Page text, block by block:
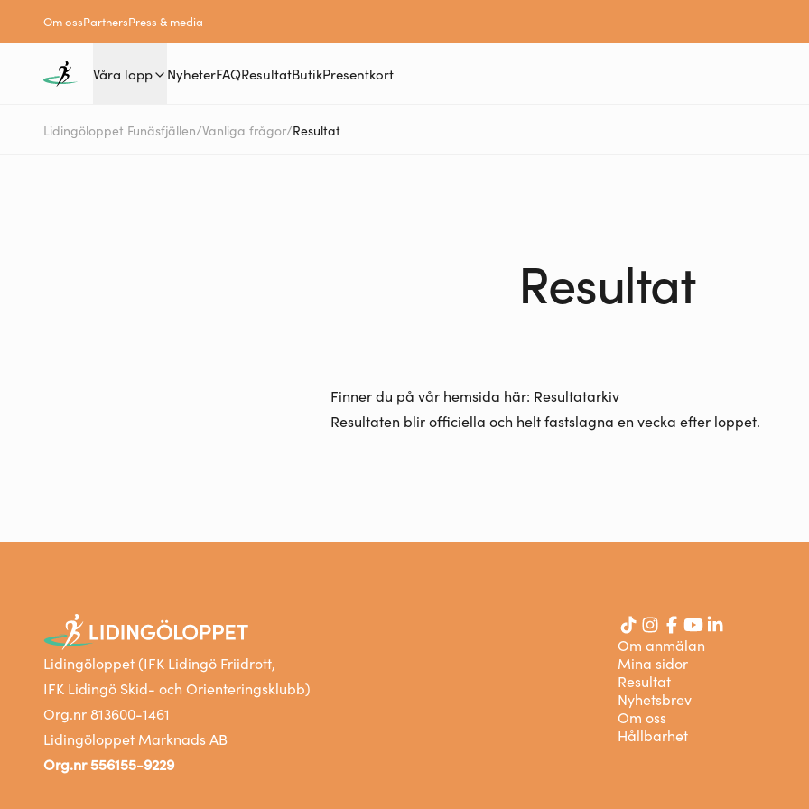
Om ossPartnersPress & media
Våra lopp NyheterFAQResultatButikPresentkort
Lidingöloppet Funäsfjällen/Vanliga frågor/Resultat
Resultat
Finner du på vår hemsida här: Resultatarkiv
Resultaten blir officiella och helt fastslagna en vecka efter loppet.
Lidingöloppet (IFK Lidingö Friidrott,
IFK Lidingö Skid- och Orienteringsklubb)
Org.nr 813600-1461
Lidingöloppet Marknads AB
Org.nr 556155-9229
Om anmälan
Mina sidor
Resultat
Nyhetsbrev
Om oss
Hållbarhet